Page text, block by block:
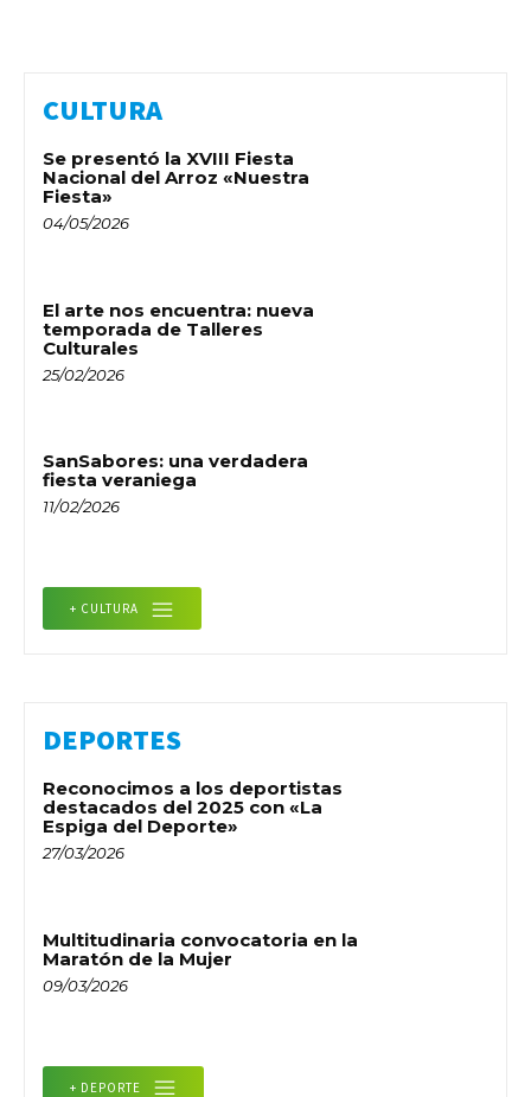
CULTURA
Se presentó la XVIII Fiesta
Nacional del Arroz «Nuestra
Fiesta»
04/05/2026
El arte nos encuentra: nueva
temporada de Talleres
Culturales
25/02/2026
SanSabores: una verdadera
fiesta veraniega
11/02/2026
+ CULTURA
DEPORTES
Reconocimos a los deportistas
destacados del 2025 con «La
Espiga del Deporte»
27/03/2026
Multitudinaria convocatoria en la
Maratón de la Mujer
09/03/2026
+ DEPORTE